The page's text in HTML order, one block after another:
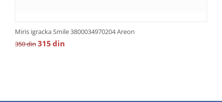
Miris igracka Smile 3800034970204 Areon
350din315 din